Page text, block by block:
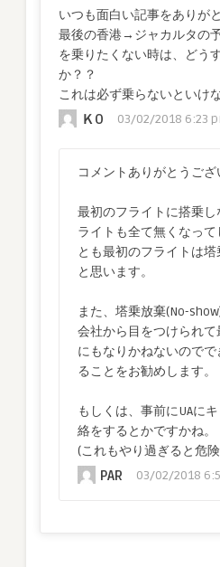
いつも面白い記事をありが
最後の香港→ジャカルタの
を乗りたくない時は、どう
か？？
これは必ず乗らないといけ
ＫO 03/02/2018 6:23
コメントありがとうござ
最初のフライトに搭乗
ライトも全て無くなって
とも最初のフライトは
と思います。
また、塔乗放棄(No-
会社から目をつけられ
にもなりかねないので
ることをお勧めします。
もしくは、事前にUAに
絡をするとかですかね。
(これもやり過ぎると危
PAR 03/02/2018